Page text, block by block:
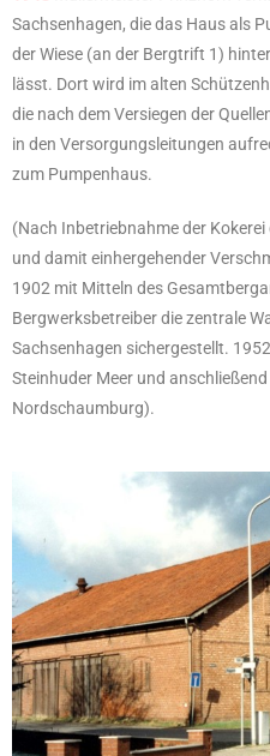
Sachsenhagen, die das Haus als
der Wiese (an der Bergtrift 1)
lässt. Dort wird im alten
die nach dem Versiegen der
in den Versorgungsleitungen
zum Pumpenhaus.
(Nach Inbetriebnahme der
und damit einhergehender
1902 mit Mitteln des
Bergwerksbetreiber die zentrale
Sachsenhagen sichergestellt.
Steinhuder Meer und
Nordschaumburg).